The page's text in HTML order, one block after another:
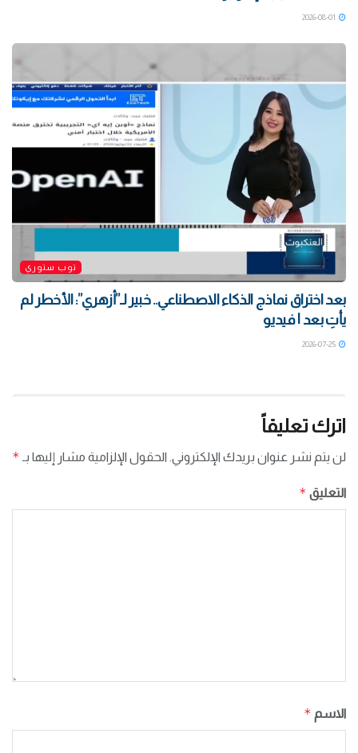
توب ستوري
بعد اختراق نماذج الذكاء الاصطناعي.. خبير لـ”أزهري”: الأخطر لم
يأتِ بعد | فيديو
اترك تعليقاً
لن يتم نشر عنوان بريدك الإلكتروني. الحقول الإلزامية مشار إليها بـ *
التعليق *
الاسم *